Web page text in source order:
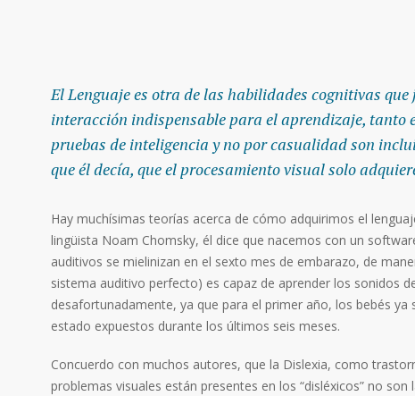
El Lenguaje es otra de las habilidades cognitivas
interacción indispensable para el aprendizaje, tanto
pruebas de inteligencia y no por casualidad son
que él decía, que el procesamiento visual solo
Hay muchísimas teorías acerca de cómo adquirimos el
lingüista Noam Chomsky, él dice que nacemos con un
auditivos se mielinizan en el sexto mes de embarazo, de
sistema auditivo perfecto) es capaz de aprender los sonidos
desafortunadamente, ya que para el primer año, los bebés
estado expuestos durante los últimos seis meses.
Concuerdo con muchos autores, que la Dislexia, como
problemas visuales están presentes en los “disléxicos” no